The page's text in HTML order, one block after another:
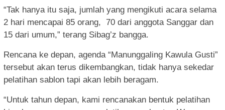
“Tak hanya itu saja, jumlah yang mengikuti acara selama
2 hari mencapai 85 orang, 70 dari anggota Sanggar dan
15 dari umum,” terang Sibag’z bangga.
Rencana ke depan, agenda “Manunggaling Kawula Gusti”
tersebut akan terus dikembangkan, tidak hanya sekedar
pelatihan sablon tapi akan lebih beragam.
“Untuk tahun depan, kami rencanakan bentuk pelatihan